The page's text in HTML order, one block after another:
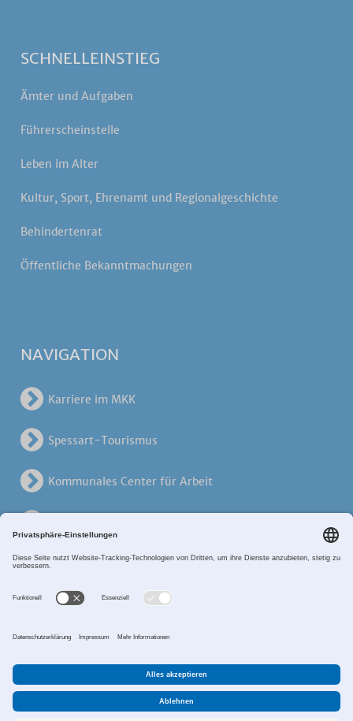
SCHNELLEINSTIEG
Ämter und Aufgaben
Führerscheinstelle
Leben im Alter
Kultur, Sport, Ehrenamt und Regionalgeschichte
Behindertenrat
Öffentliche Bekanntmachungen
NAVIGATION
Karriere im MKK
Spessart-Tourismus
Kommunales Center für Arbeit
Alten- und Pflegezentren
Breitband MKK
Impressum
Cookie-Einstellungen